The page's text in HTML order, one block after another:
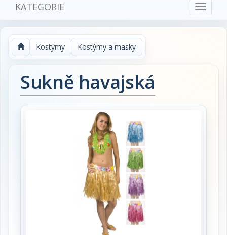
Toggle
KATEGORIE
Kostýmy Kostýmy a masky
Sukně havajská